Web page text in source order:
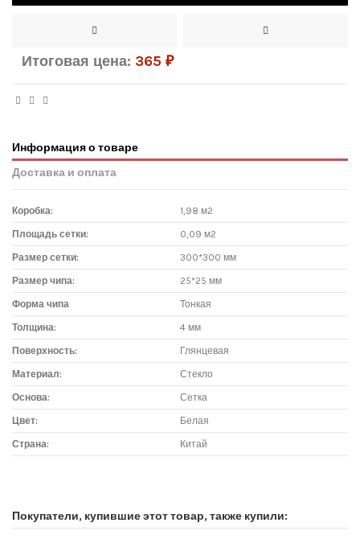
Итоговая цена: 365 ₽
Информация о товаре
Доставка и оплата
Коробка: 1,98 м2
Площадь сетки: 0,09 м2
Размер сетки: 300*300 мм
Размер чипа: 25*25 мм
Форма чипа Тонкая
Толщина: 4 мм
Поверхность: Глянцевая
Материал: Стекло
Основа: Сетка
Цвет: Белая
Страна: Китай
1. Самовывоз из магазина:
Покупатели, купившие этот товар, также купили: